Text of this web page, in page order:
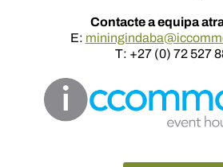
Contacte a equipa
E:
T: +27 (0) 72 527